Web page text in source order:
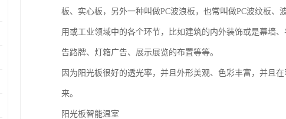
板、实心板，另外一种叫做PC波浪板，也常叫做PC波纹板
用或工业领域中的各个环节，比如建筑的内外装饰或是幕墙
告路牌、灯箱广告、展示展览的布置等等。
因为阳光板很好的透光率，并且外形美观、色彩丰富，并且
来。
阳光板智能温室